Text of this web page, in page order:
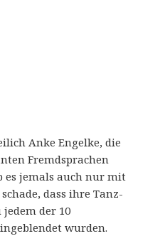
Anke Engelke, die
Fremdsprachen
es jemals auch nur mit
dass ihre Tanz-
der 10
wurden.